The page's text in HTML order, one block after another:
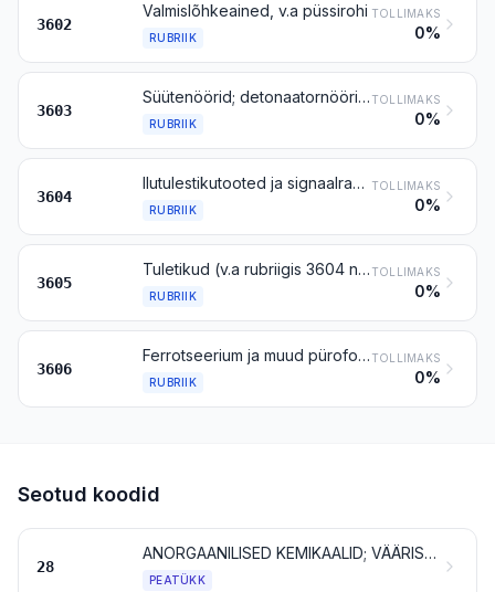
3602
Valmislõhkeained, v.a püssirohi
RUBRIIK
TOLLIMAKS
0%
3603
Süütenöörid; detonaatornöörid; löök- ja detonaatorkapslid; sütikud; elektrilised detonaatorid
RUBRIIK
TOLLIMAKS
0%
3604
Ilutulestikutooted ja signaalraketid, raketid sademete reguleerimiseks, udusignaalid jm pürotehnilised tooted
RUBRIIK
TOLLIMAKS
0%
3605
Tuletikud (v.a rubriigis 3604 nimetatud pürotehnilised tooted)
RUBRIIK
TOLLIMAKS
0%
3606
Ferrotseerium ja muud pürofoorsed sulamid mis tahes kujul; käesoleva grupi märkuses 2 nimetatud põlevainetooted
RUBRIIK
TOLLIMAKS
0%
Seotud koodid
28
ANORGAANILISED KEMIKAALID; VÄÄRISMETALLIDE, HARULDASTE MULDMETALLIDE, RADIOAKTIIVSETE ELEMENTIDE JA ISOTOOPIDE ORGAANILISED JA ANORGAANILISED ÜHENDID
PEATÜKK